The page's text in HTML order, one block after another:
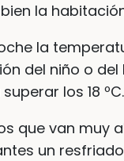
la
la
del niño o del
los 18 ºC.
que van muy
un